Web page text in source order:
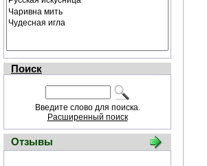
Поиск
Введите слово для поиска.
Расширенный поиск
Отзывы